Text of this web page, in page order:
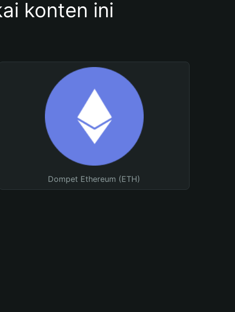
konten ini
Dompet Ethereum (ETH)